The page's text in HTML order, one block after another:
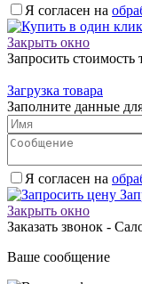
Я согласен на
Закрыть окно
Запросить стоимость
Загрузка товара
Заполните данные
Я согласен на
Закрыть окно
Заказать звонок -
Ваше сообщение